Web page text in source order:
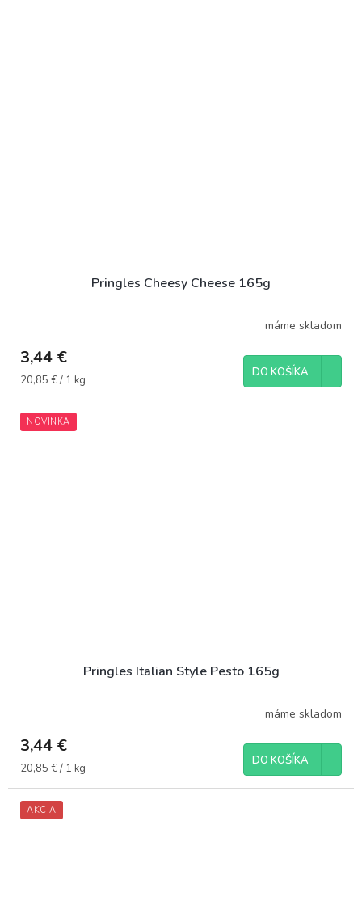
Pringles Cheesy Cheese 165g
máme skladom
3,44 €
Jednotková
20,85 € / 1 kg
DO KOŠÍKA
NOVINKA
Pringles Italian Style Pesto 165g
máme skladom
3,44 €
Jednotková
20,85 € / 1 kg
DO KOŠÍKA
AKCIA